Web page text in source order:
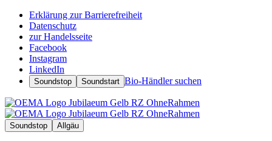
Erklärung zur Barrierefreiheit
Datenschutz
zur Handelsseite
Facebook
Instagram
LinkedIn
Soundstop Soundstart Bio-Händler suchen
Soundstop Allgäu